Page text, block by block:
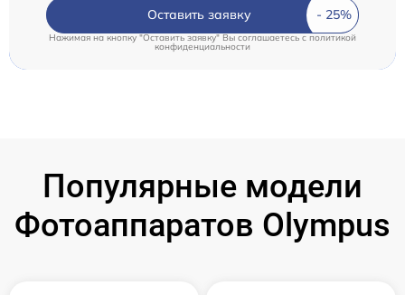
Оставить заявку
Нажимая на кнопку "Оставить заявку" Вы соглашаетесь c политикой
конфиденциальности
Популярные модели
Фотоаппаратов Olympus